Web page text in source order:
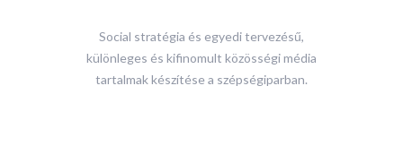
Social stratégia és egyedi tervezésű,
különleges és kifinomult közösségi média
tartalmak készítése a szépségiparban.